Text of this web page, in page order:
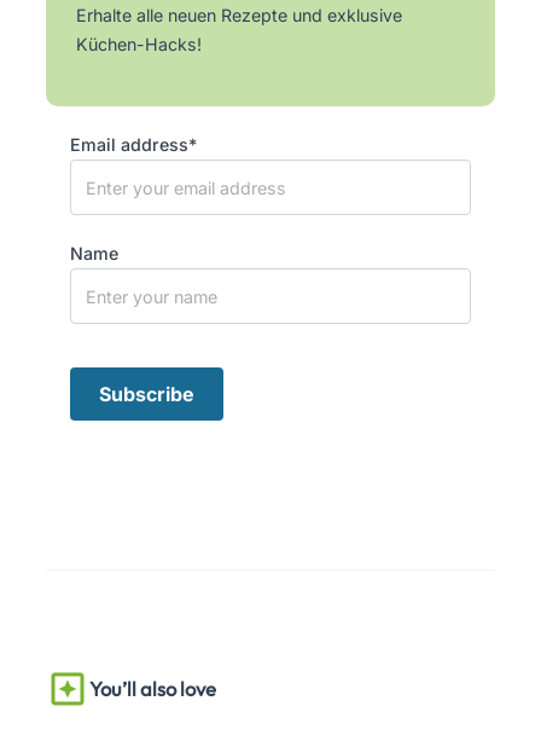
Erhalte alle neuen Rezepte und exklusive
Küchen-Hacks!
Email address*
Name
You’ll also love